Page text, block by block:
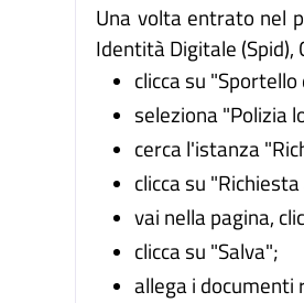
Una volta entrato nel
Identità Digitale (Spid),
clicca su
seleziona "Polizia
cerca l'istanza
clicca su
vai nella pagina,
clicca su "Salva";
allega i documenti